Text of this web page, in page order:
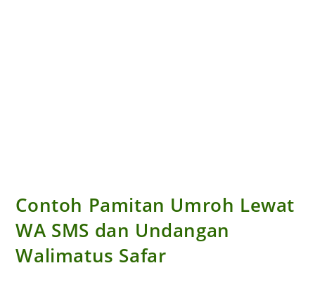
Contoh Pamitan Umroh Lewat
WA SMS dan Undangan
Walimatus Safar